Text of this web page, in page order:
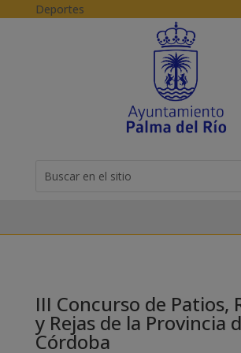
Skip to content
Deportes
for...
III Concurso de Patios,
y Rejas de la Provincia
Córdoba